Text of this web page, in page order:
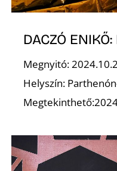
DACZÓ ENIKŐ:
Megnyitó:
Helyszín: